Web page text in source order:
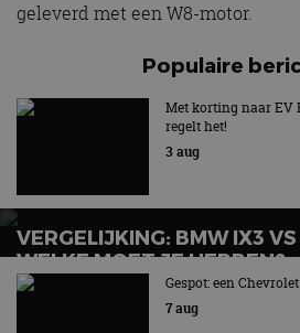
geleverd met een W8-motor.
Populaire
Met korting naar EV
regelt het!
3 aug
VERGELIJKING: BMW IX3
WELKE MOET JE HEBBEN?
Gespot: een
7 aug